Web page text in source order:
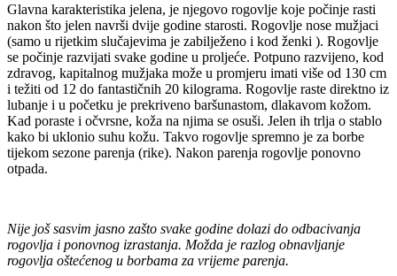
Glavna karakteristika jelena, je njegovo rogovlje koje počinje rasti
nakon što jelen navrši dvije godine starosti. Rogovlje nose mužjaci
(samo u rijetkim slučajevima je zabilježeno i kod ženki ). Rogovlje
se počinje razvijati svake godine u proljeće. Potpuno razvijeno, kod
zdravog, kapitalnog mužjaka može u promjeru imati više od 130 cm
i težiti od 12 do fantastičnih 20 kilograma. Rogovlje raste direktno iz
lubanje i u početku je prekriveno baršunastom, dlakavom kožom.
Kad poraste i očvrsne, koža na njima se osuši. Jelen ih trlja o stablo
kako bi uklonio suhu kožu. Takvo rogovlje spremno je za borbe
tijekom sezone parenja (rike). Nakon parenja rogovlje ponovno
otpada.
Nije još sasvim jasno zašto svake godine dolazi do odbacivanja
rogovlja i ponovnog izrastanja. Možda je razlog obnavljanje
rogovlja oštećenog u borbama za vrijeme parenja.